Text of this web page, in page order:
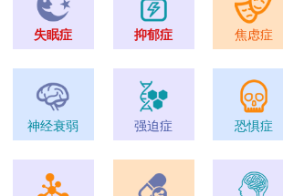
失眠症 抑郁症 焦虑症
神经衰弱 强迫症 恐惧症